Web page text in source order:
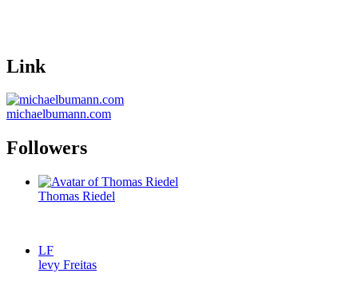
Link
michaelbumann.com
Followers
Thomas Riedel
LF
levy Freitas